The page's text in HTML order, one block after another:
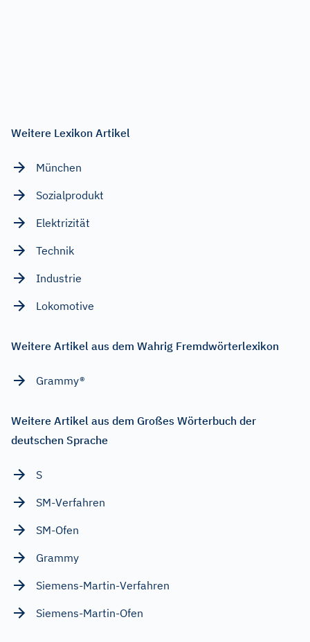
Weitere Lexikon Artikel
München
Sozialprodukt
Elektrizität
Technik
Industrie
Lokomotive
Weitere Artikel aus dem Wahrig Fremdwörterlexikon
Grammy®
Weitere Artikel aus dem Großes Wörterbuch der
deutschen Sprache
S
SM-Verfahren
SM-Ofen
Grammy
Siemens-Martin-Verfahren
Siemens-Martin-Ofen